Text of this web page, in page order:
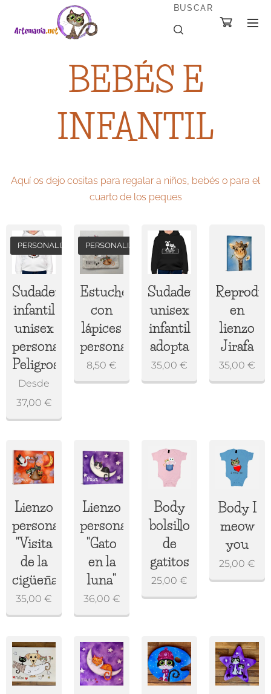
BUSCAR
BEBÉS E
INFANTIL
Aquí os dejo cositas para regalar a niños, bebés o para el
cuarto de los peques
Sudadera
infantil
unisex
personalizada
Peligroso
PERSONALIZADA
Desde
37,00 €
Estuche
con
lápices
personalizado
PERSONALIZADO
8,50 €
Sudadera
unisex
infantil
adopta
35,00 €
en
lienzo
Jirafa
35,00 €
Lienzo
personalizado
"Visita
de la
cigüeña"
35,00 €
Lienzo
personalizado
"Gato
en la
luna"
36,00 €
Body
bolsillo
de
gatitos
25,00 €
Body I
meow
you
25,00 €